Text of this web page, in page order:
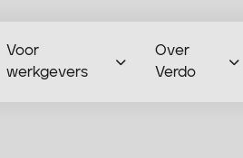
Voor
werkgevers
Over
Verdo